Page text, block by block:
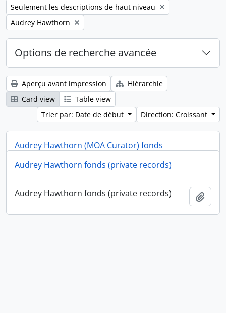
Remove filter:
Seulement les descriptions de haut niveau
Remove filter:
Audrey Hawthorn
Options de recherche avancée
Aperçu avant impression
Hiérarchie
Card view
Table view
Trier par: Date de début
Direction: Croissant
Audrey Hawthorn (MOA Curator) fonds
Audrey Hawthorn (MOA Curator) fonds
Audrey Hawthorn fonds (private records)
Audrey Hawthorn fonds (private records)